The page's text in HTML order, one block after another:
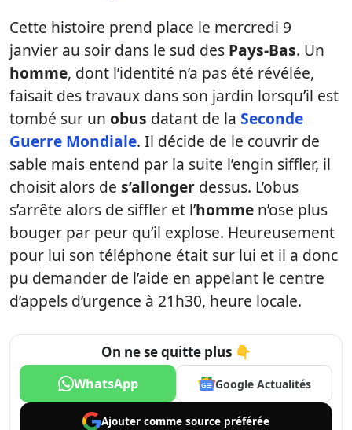
Cette histoire prend place le mercredi 9
janvier au soir dans le sud des Pays-Bas. Un
homme, dont l’identité n’a pas été révélée,
faisait des travaux dans son jardin lorsqu’il est
tombé sur un obus datant de la Seconde
Guerre Mondiale. Il décide de le couvrir de
sable mais entend par la suite l’engin siffler, il
choisit alors de s’allonger dessus. L’obus
s’arrête alors de siffler et l’homme n’ose plus
bouger par peur qu’il explose. Heureusement
pour lui son téléphone était sur lui et il a donc
pu demander de l’aide en appelant le centre
d’appels d’urgence à 21h30, heure locale.
On ne se quitte plus 👇
WhatsApp Google Actualités
Ajouter comme source préférée